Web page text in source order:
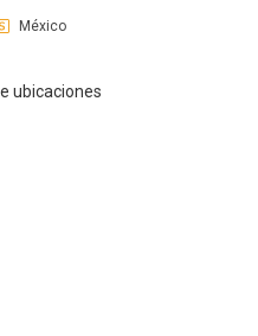
México
ubicaciones